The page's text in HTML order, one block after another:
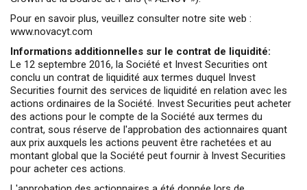
Pour en savoir plus, veuillez consulter notre site web :
www.novacyt.com
Informations additionnelles sur le contrat de liquidité:
Le 12 septembre 2016, la Société et Invest Securities ont
conclu un contrat de liquidité aux termes duquel Invest
Securities fournit des services de liquidité en relation avec les
actions ordinaires de la Société. Invest Securities peut acheter
des actions pour le compte de la Société aux termes du
contrat, sous réserve de l'approbation des actionnaires quant
aux prix auxquels les actions peuvent être rachetées et au
montant global que la Société peut fournir à Invest Securities
pour acheter ces actions.